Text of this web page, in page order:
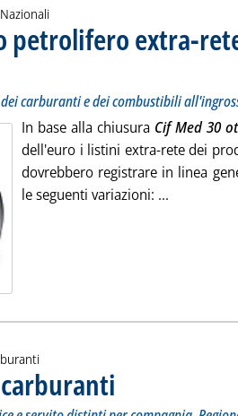
petrolifero extra-
Le variazioni sui prezzi Siva dei carburanti e dei
martedì 31 ottobre 2017 alle 9.46.
carburanti e dei combustibili
In base alla chiusura Cif Med 30
dell'euro i listini extra-rete dei
dovrebbero registrare in linea
le seguenti variazioni: ...